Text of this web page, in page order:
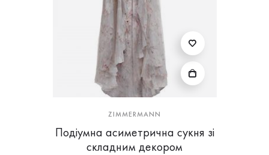
ZIMMERMANN
Подіумна асиметрична сукня зі
складним декором